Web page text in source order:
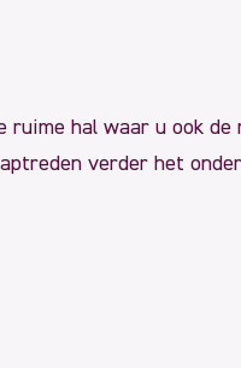
ruime hal waar u ook
verder het